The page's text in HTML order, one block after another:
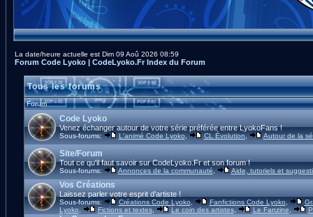
La date/heure actuelle est Dim 09 Aoû 2026 08:59
Forum Code Lyoko | CodeLyoko.Fr Index du Forum
Tous les forums
Forum
Code Lyoko
Venez échanger autour de votre série préférée entre LyokoFans !
Sous-forums: L'animé Code Lyoko, CL Évolution Autour de la
Site/Forum
Tout ce qu'il faut savoir sur CodeLyoko.Fr et son forum !
Sous-forums: Annonces de la communauté, Aide, tutoriels et
Vos Créations
Laissez parler votre esprit d'artiste !
Sous-forums: Créations Code Lyoko, Fanfictions Code Lyoko,
Lyoko, Fictions et textes, Le coin des artistes, Le Fanzine